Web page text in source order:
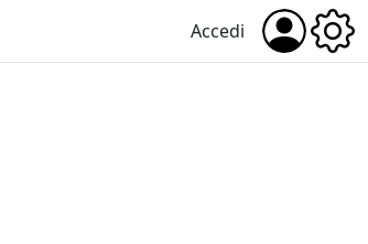
Accedi